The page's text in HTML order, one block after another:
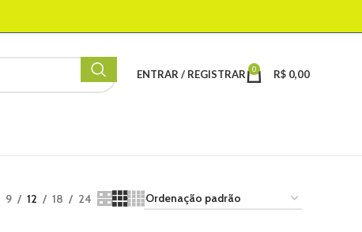
ENTRAR / REGISTRAR 0 R$ 0,00
9 12 18 24